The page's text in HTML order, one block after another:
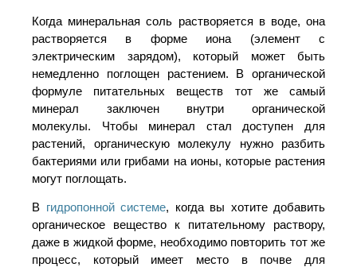
Когда минеральная соль растворяется в воде, она
растворяется в форме иона (элемент с
электрическим зарядом), который может быть
немедленно поглощен растением. В органической
формуле питательных веществ тот же самый
минерал заключен внутри органической
молекулы. Чтобы минерал стал доступен для
растений, органическую молекулу нужно разбить
бактериями или грибами на ионы, которые растения
могут поглощать.
В гидропонной системе, когда вы хотите добавить
органическое вещество к питательному раствору,
даже в жидкой форме, необходимо повторить тот же
процесс, который имеет место в почве для